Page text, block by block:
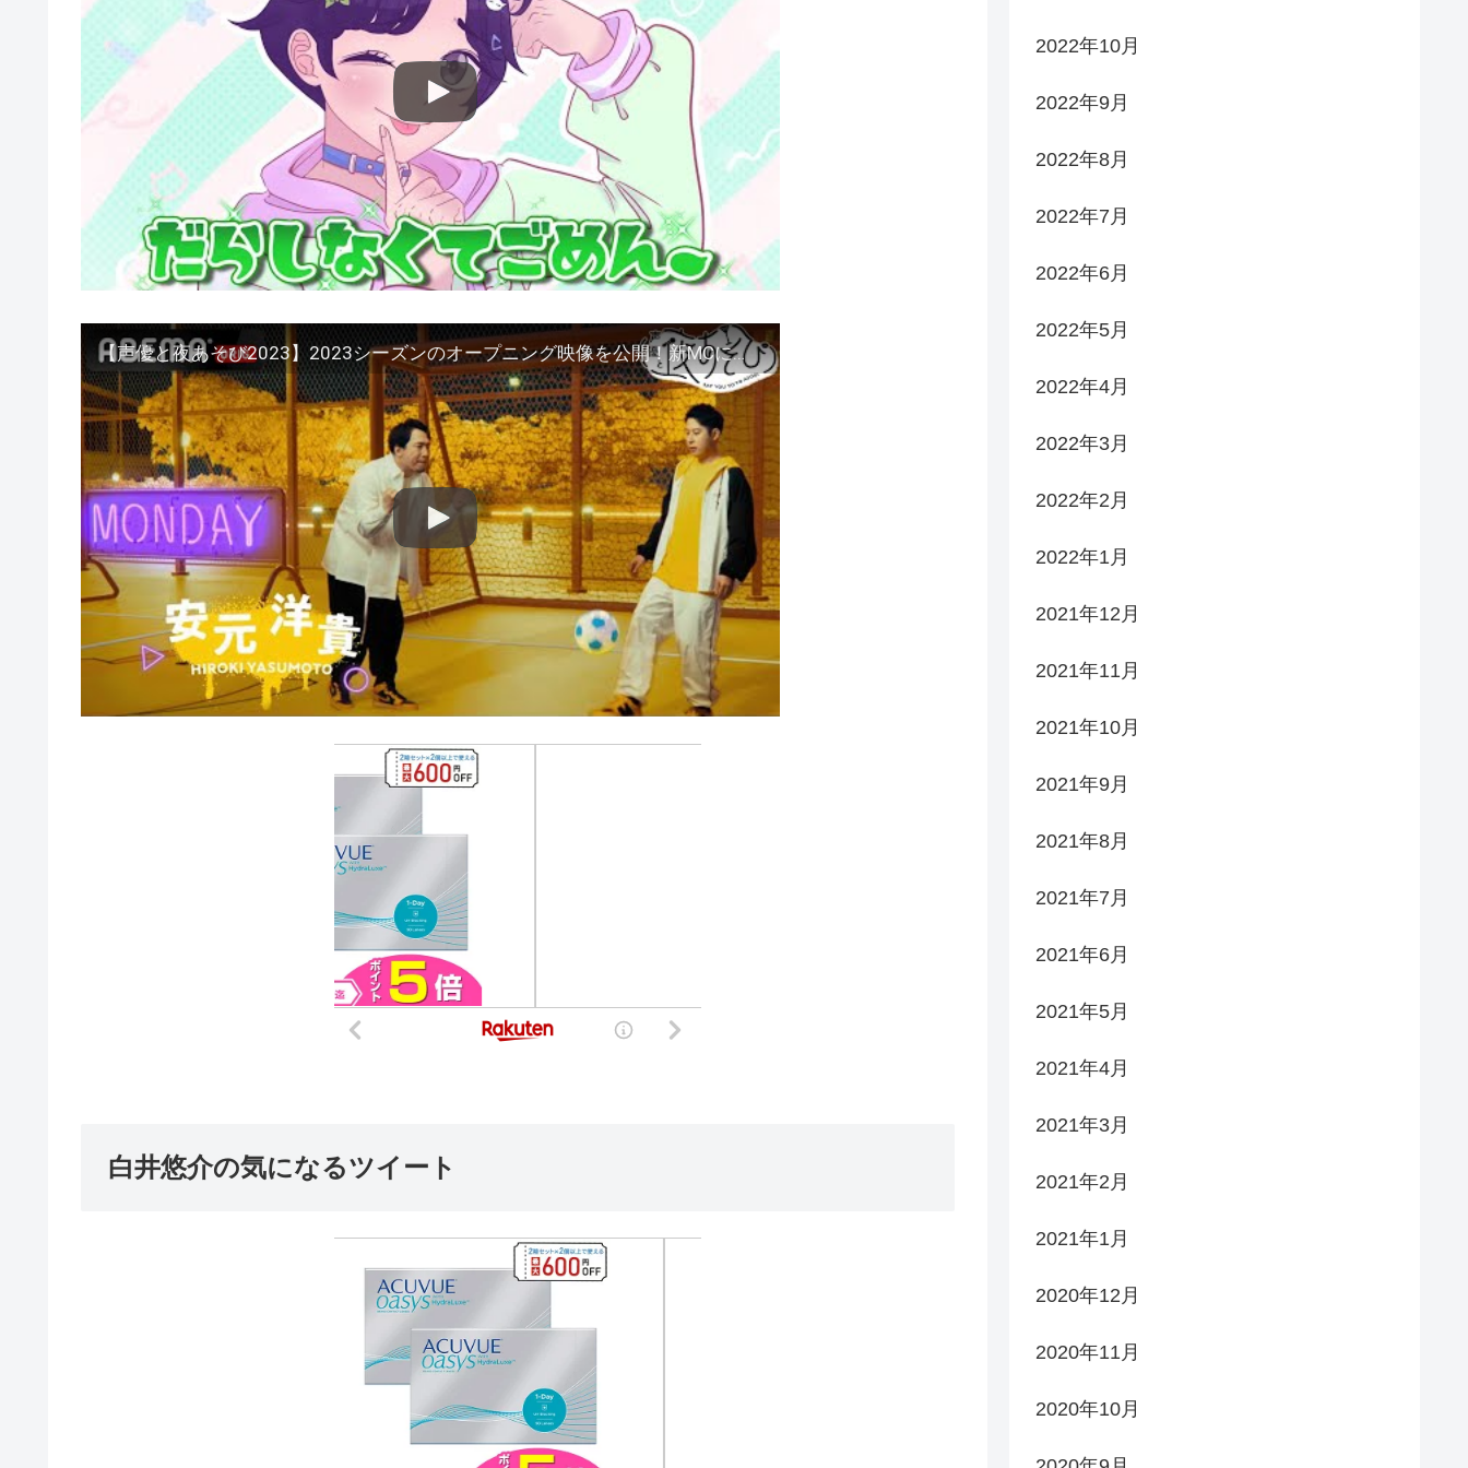
【声優と夜あそび2023】2023シーズンのオープニング映像を公開！新MCに白井悠介/谷山紀章/鈴木愛奈/花江夏樹を迎え4/10(月)よる9時40分より放送スタート！ABEMAで無料放送！
白井悠介の気になるツイート
2022年10月
2022年9月
2022年8月
2022年7月
2022年6月
2022年5月
2022年4月
2022年3月
2022年2月
2022年1月
2021年12月
2021年11月
2021年10月
2021年9月
2021年8月
2021年7月
2021年6月
2021年5月
2021年4月
2021年3月
2021年2月
2021年1月
2020年12月
2020年11月
2020年10月